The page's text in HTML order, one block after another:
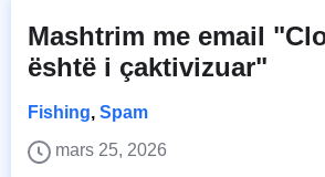
Mashtrim me email
është i çaktivizuar"
Fishing, Spam
mars 25, 2026